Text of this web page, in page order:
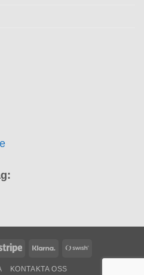
Stripe Klarna
(SE)
KONTAKTA OSS